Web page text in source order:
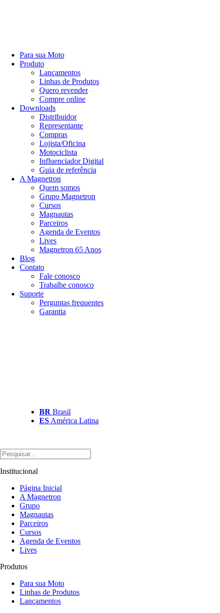
Para sua Moto
Produto
Lançamentos
Linhas de Produtos
Quero revender
Compre online
Downloads
Distribuidor
Representante
Compras
Lojista/Oficina
Motociclista
Influenciador Digital
Guia de referência
A Magnetron
Quem somos
Grupo Magnetron
Cursos
Magnautas
Parceiros
Agenda de Eventos
Lives
Magnetron 65 Anos
Blog
Contato
Fale conosco
Trabalhe conosco
Suporte
Perguntas frequentes
Garantia
BR Brasil
ES América Latina
Institucional
Página Inicial
A Magnetron
Grupo
Magnautas
Parceiros
Cursos
Agenda de Eventos
Lives
Produtos
Para sua Moto
Linhas de Produtos
Lançamentos